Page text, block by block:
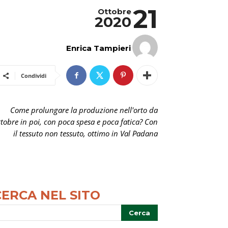
21
Ottobre
2020
Enrica Tampieri
Condividi
Come prolungare la produzione nell'orto da
in poi, con poca spesa e poca fatica? Con
il tessuto non tessuto, ottimo in Val Padana
NEL SITO